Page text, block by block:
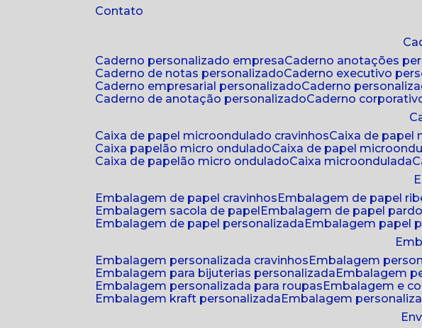
Contato
caderno personalizado empresa
caderno anotações
caderno de notas personalizado
caderno executivo
caderno empresarial personalizado
caderno
caderno de anotação personalizado
caderno
caixa de papel microondulado cravinhos
caixa de
caixa papelão micro ondulado
caixa de papel
caixa de papelão micro ondulado
caixa microondulada
embalagem de papel cravinhos
embalagem de papel
embalagem sacola de papel
embalagem de papel pardo
embalagem de papel personalizada
embalagem papel
embalagem personalizada cravinhos
embalagem
embalagem para bijuterias personalizada
embalagem
embalagem personalizada para roupas
embalagem e
embalagem kraft personalizada
embalagem